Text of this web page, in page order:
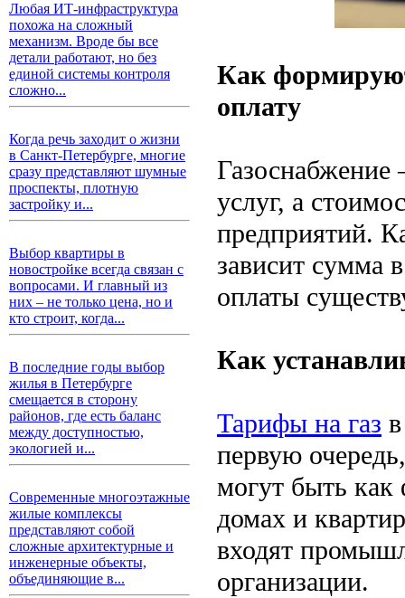
Любая ИТ-инфраструктура
похожа на сложный
механизм. Вроде бы все
детали работают, но без
единой системы контроля
сложно...
Когда речь заходит о жизни
в Санкт-Петербурге, многие
сразу представляют шумные
проспекты, плотную
застройку и...
Выбор квартиры в
новостройке всегда связан с
вопросами. И главный из
них – не только цена, но и
кто строит, когда...
В последние годы выбор
жилья в Петербурге
смещается в сторону
районов, где есть баланс
между доступностью,
экологией и...
Современные многоэтажные
жилые комплексы
представляют собой
сложные архитектурные и
инженерные объекты,
объединяющие в...
Как
оплату
услуг, а
предприятий.
зависит сумма
оплаты
Как
Тарифы на газ
первую
могут быть
домах и
входят
организации.